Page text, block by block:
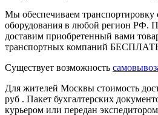
Мы обеспечиваем транспортировку
оборудования в любой регион РФ.
доставим приобретенный вами
транспортных компаний
Существует возможность
Для жителей Москвы стоимость
руб . Пакет бухгалтерских
курьером или передан